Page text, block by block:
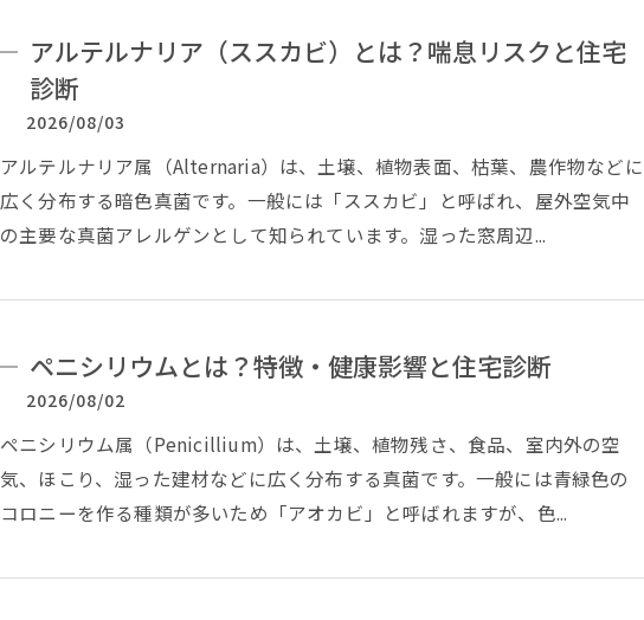
アルテルナリア（ススカビ）とは？喘息リスクと住宅
診断
2026/08/03
アルテルナリア属（Alternaria）は、土壌、植物表面、枯葉、農作物などに
広く分布する暗色真菌です。一般には「ススカビ」と呼ばれ、屋外空気中
の主要な真菌アレルゲンとして知られています。湿った窓周辺...
ペニシリウムとは？特徴・健康影響と住宅診断
2026/08/02
ペニシリウム属（Penicillium）は、土壌、植物残さ、食品、室内外の空
気、ほこり、湿った建材などに広く分布する真菌です。一般には青緑色の
コロニーを作る種類が多いため「アオカビ」と呼ばれますが、色...